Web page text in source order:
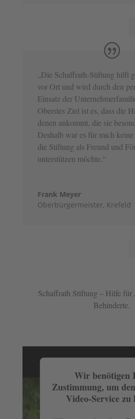
„Die Schaffrath-Stiftung hilft
vor Ort und wird durch den
Einsatz der
Oberstes Ziel ist es, dass die
denen ankommt, die sie
Deshalb war es für mich keine
die Stiftung als Freund und
unterstützen möchte.“
Frank Meyer
Oberbürgermeister, Krefeld
Schaffrath Stiftung – Hilfe für
Behinderte.
Wir benötigen
Zustimmung, um
Video-Service zu